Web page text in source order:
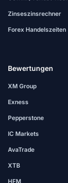
Zinseszinsrechner
Forex Handelszeiten
Bewertungen
XM Group
Exness
Pepperstone
IC Markets
AvaTrade
XTB
HFM